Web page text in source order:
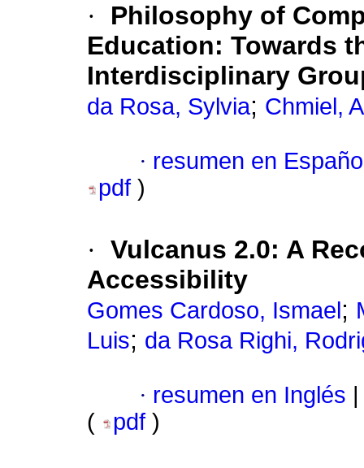
·
Philosophy of
Education: Towards
Interdisciplinary
da Rosa, Sylvia; Chmiel,
· resumen en
pdf )
· Vulcanus 2.0: A
Accessibility
Gomes Cardoso, Ismael ;
Luis; da Rosa Righi,
· resumen en Inglés
(
pdf )